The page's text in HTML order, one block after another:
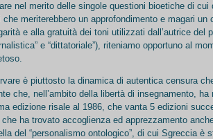
nel merito delle singole questioni bioetiche di cui
che meriterebbero un approfondimento e magari un
e alla gratuità dei toni utilizzati dall’autrice del
e “dittatoriale”), riteniamo opportuno al
è piuttosto la dinamica di autentica censura
che, nell’ambito della libertà di insegnamento,
edizione risale al 1986, che vanta 5 edizioni
ha trovato accoglienza ed apprezzamento
del “personalismo ontologico”, di cui Sgreccia è